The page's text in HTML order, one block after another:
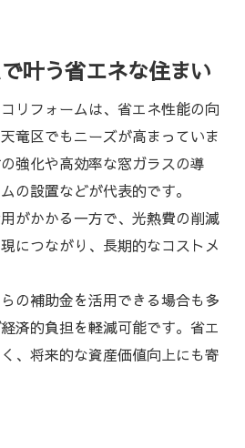
叶う省エネな住まい
リフォームは、省エネ性能の向
竜区でもニーズが高まっていま
強化や高効率な窓ガラスの導
の設置などが代表的です。
がかかる一方で、光熱費の削減
につながり、長期的なコストメ
の補助金を活用できる場合も多
済的負担を軽減可能です。省エ
、将来的な資産価値向上にも寄